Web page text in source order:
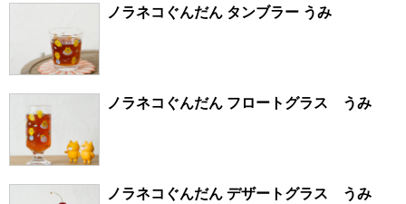
ノラネコぐんだん タンブラー うみ
ノラネコぐんだん フロートグラス うみ
ノラネコぐんだん デザートグラス うみ